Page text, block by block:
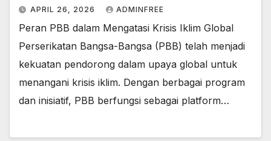
APRIL 26, 2026 ADMINFREE
Peran PBB dalam Mengatasi Krisis Iklim Global
Perserikatan Bangsa-Bangsa (PBB) telah menjadi
kekuatan pendorong dalam upaya global untuk
menangani krisis iklim. Dengan berbagai program
dan inisiatif, PBB berfungsi sebagai platform…